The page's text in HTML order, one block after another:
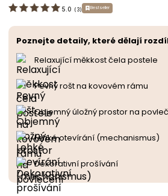
5.0 ( 3) Bestseller
Poznejte detaily, které dělají
Relaxující měkkost čela postele
Pevný rošt na kovovém rámu
Objemný úložný prostor na
Lehké otevírání (mechanismus)
Dekorativní prošívání